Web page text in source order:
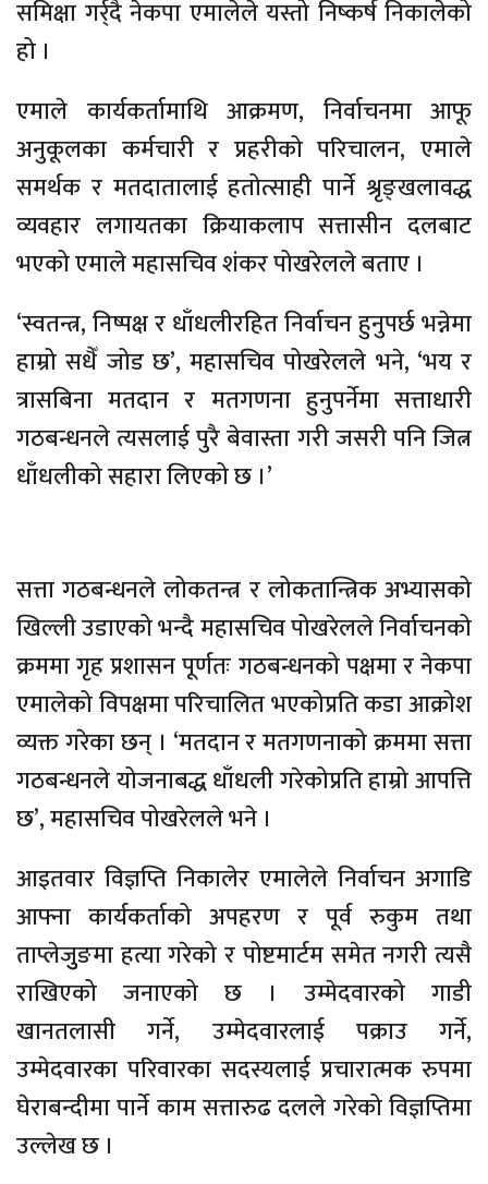
समिक्षा गर्र्दै नेकपा एमालेले यस्तो निष्कर्ष निकालेको
हो ।
एमाले कार्यकर्तामाथि आक्रमण, निर्वाचनमा आफू
अनुकूलका कर्मचारी र प्रहरीको परिचालन, एमाले
समर्थक र मतदातालाई हतोत्साही पार्ने श्रृङ्खलावद्ध
व्यवहार लगायतका क्रियाकलाप सत्तासीन दलबाट
भएको एमाले महासचिव शंकर पोखरेलले बताए ।
‘स्वतन्त्र, निष्पक्ष र धाँधलीरहित निर्वाचन हुनुपर्छ भन्नेमा
हाम्रो सधैँ जोड छ’, महासचिव पोखरेलले भने, ‘भय र
त्रासबिना मतदान र मतगणना हुनुपर्नेमा सत्ताधारी
गठबन्धनले त्यसलाई पुरै बेवास्ता गरी जसरी पनि जित्न
धाँधलीको सहारा लिएको छ ।’
सत्ता गठबन्धनले लोकतन्त्र र लोकतान्त्रिक अभ्यासको
खिल्ली उडाएको भन्दै महासचिव पोखरेलले निर्वाचनको
क्रममा गृह प्रशासन पूर्णतः गठबन्धनको पक्षमा र नेकपा
एमालेको विपक्षमा परिचालित भएकोप्रति कडा आक्रोश
व्यक्त गरेका छन् । ‘मतदान र मतगणनाको क्रममा सत्ता
गठबन्धनले योजनाबद्ध धाँधली गरेकोप्रति हाम्रो आपत्ति
छ’, महासचिव पोखरेलले भने ।
आइतवार विज्ञप्ति निकालेर एमालेले निर्वाचन अगाडि
आफ्ना कार्यकर्ताको अपहरण र पूर्व रुकुम तथा
ताप्लेजुुङमा हत्या गरेको र पोष्टमार्टम समेत नगरी त्यसै
राखिएको जनाएको छ । उम्मेदवारको गाडी
खानतलासी गर्ने, उम्मेदवारलाई पक्राउ गर्ने,
उम्मेदवारका परिवारका सदस्यलाई प्रचारात्मक रुपमा
घेराबन्दीमा पार्ने काम सत्तारुढ दलले गरेको विज्ञप्तिमा
उल्लेख छ ।